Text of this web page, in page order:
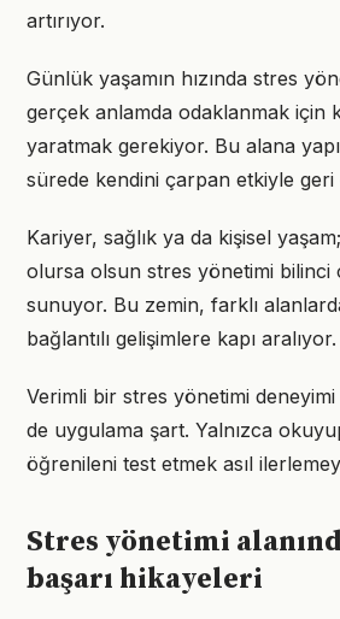
artırıyor.
Günlük yaşamın hızında stres
gerçek anlamda odaklanmak için
yaratmak gerekiyor. Bu alana
sürede kendini çarpan etkiyle geri
Kariyer, sağlık ya da kişisel
olursa olsun stres yönetimi bilinci
sunuyor. Bu zemin, farklı
bağlantılı gelişimlere kapı aralıyor.
Verimli bir stres yönetimi
de uygulama şart. Yalnızca
öğrenileni test etmek asıl
Stres yönetimi
başarı hikayeleri